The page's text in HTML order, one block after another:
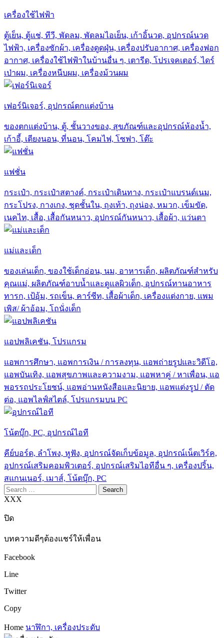
เครื่องใช้ไฟฟ้า
ตู้เย็น, ตู้แช่, ทีวี, พัดลม, พัดลมไอเย็น, เก้าอิ้นวด, อุปกรณ์นวด
ไฟฟ้า, เครื่องซักผ้า, เครื่องดูดฝุ่น, เครื่องปรับอากาศ, เครื่องฟอก
อากาศ, เครื่องใช้ไฟฟ้าในบ้านอื่น ๆ, เตารีด, โปรเจคเตอร์, ไดร์
เป่าผม, เครื่องหนีบผม, เครื่องม้วนผม
เฟอร์นิเจอร์, อุปกรณ์ตกแต่งบ้าน
ของตกแต่งบ้าน, ตู้, ชั้นวางของ, สุขภัณฑ์และอุปกรณ์ห้องน้ำ,
เก้าอี้, เตียงนอน, ที่นอน, โคมไฟ, โซฟา, โต๊ะ
แฟชั่น
กระเป๋า, กระเป๋าสตางค์, กระเป๋าเดินทาง, กระเป๋าแบรนด์เนม,
กระโปรง, กางเกง, ชุดชั้นใน, ถุงเท้า, ถุงน่อง, หมวก, เข็มขัด,
เนคไท, เสื้อ, เสื้อกันหนาว, อุปกรณ์กันหนาว, เสื้อผ้า, แว่นตา
แม่และเด็ก
ของเล่นเด็ก, ของใช้เด็กอ่อน, นม, อาหารเด็ก, ผลิตภัณฑ์สำหรับ
คุณแม่, ผลิตภัณฑ์อาบน้ำและดูแลผิวเด็ก, อุปกรณ์ทานอาหาร
ทารก, เป้อุ้ม, รถเข็น, คาร์ซีท, เสื้อผ้าเด็ก, เครื่องแต่งกาย, แพม
เพิส/ ผ้าอ้อม, โถนั่งเด็ก
แอปพลิเคชัน, โปรแกรม
แอพการศึกษา, แอพการเงิน / การลงทุน, แอพถ่ายรูปและวิดีโอ,
แอพบันเทิง, แอพสุขภาพและความงาม, แอพหาคู่ / หาเพื่อน, แอ
พอรรถประโยชน์, แอพอ่านหนังสือและนิยาย, แอพแต่งรูป / ตัด
ต่อ, แอพไลฟ์สไตล์, โปรแกรมบน PC
โน้ตบุ๊ก, PC, อุปกรณ์ไอที
คีย์บอร์ด, ลำโพง, หูฟัง, อุปกรณ์จัดเก็บข้อมูล, อุปกรณ์เน็ตเวิร์ค,
อุปกรณ์เสริมคอมพิวเตอร์, อุปกรณ์เสริมไอทีอื่น ๆ, เครื่องปริ้น,
สแกนเนอร์, เมาส์, โน้ตบุ๊ก, PC
Search
for:
XXX
ปิด
บทความดีๆต้องแชร์ให้เพื่อน
Facebook
Line
Twitter
Copy
Home นาฬิกา, เครื่องประดับ